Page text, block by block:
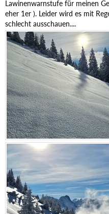
Lawinenwarnstufe für meinen
eher 1er ). Leider wird es mit
schlecht ausschauen....